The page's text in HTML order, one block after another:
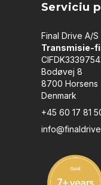
Serviciu
Final Drive A/S
Transmisie-
Bodøvej 8
8700 Horsens
Denmark
+45 60 17 81